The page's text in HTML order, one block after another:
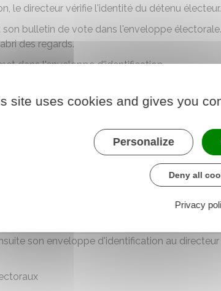
le directeur vérifie l'identité du détenu électeur.
bulletin de vote dans l'enveloppe
des regards.
dans l'enveloppe d'identification
et de nationalité (copie d'une pièce
de la prison).
et y indique son nom et ses prénoms,
scellée, l'électeur ne peut plus revenir
son enveloppe d'identification au
site uses cookies and gives you
Personalize
Deny all
Privacy